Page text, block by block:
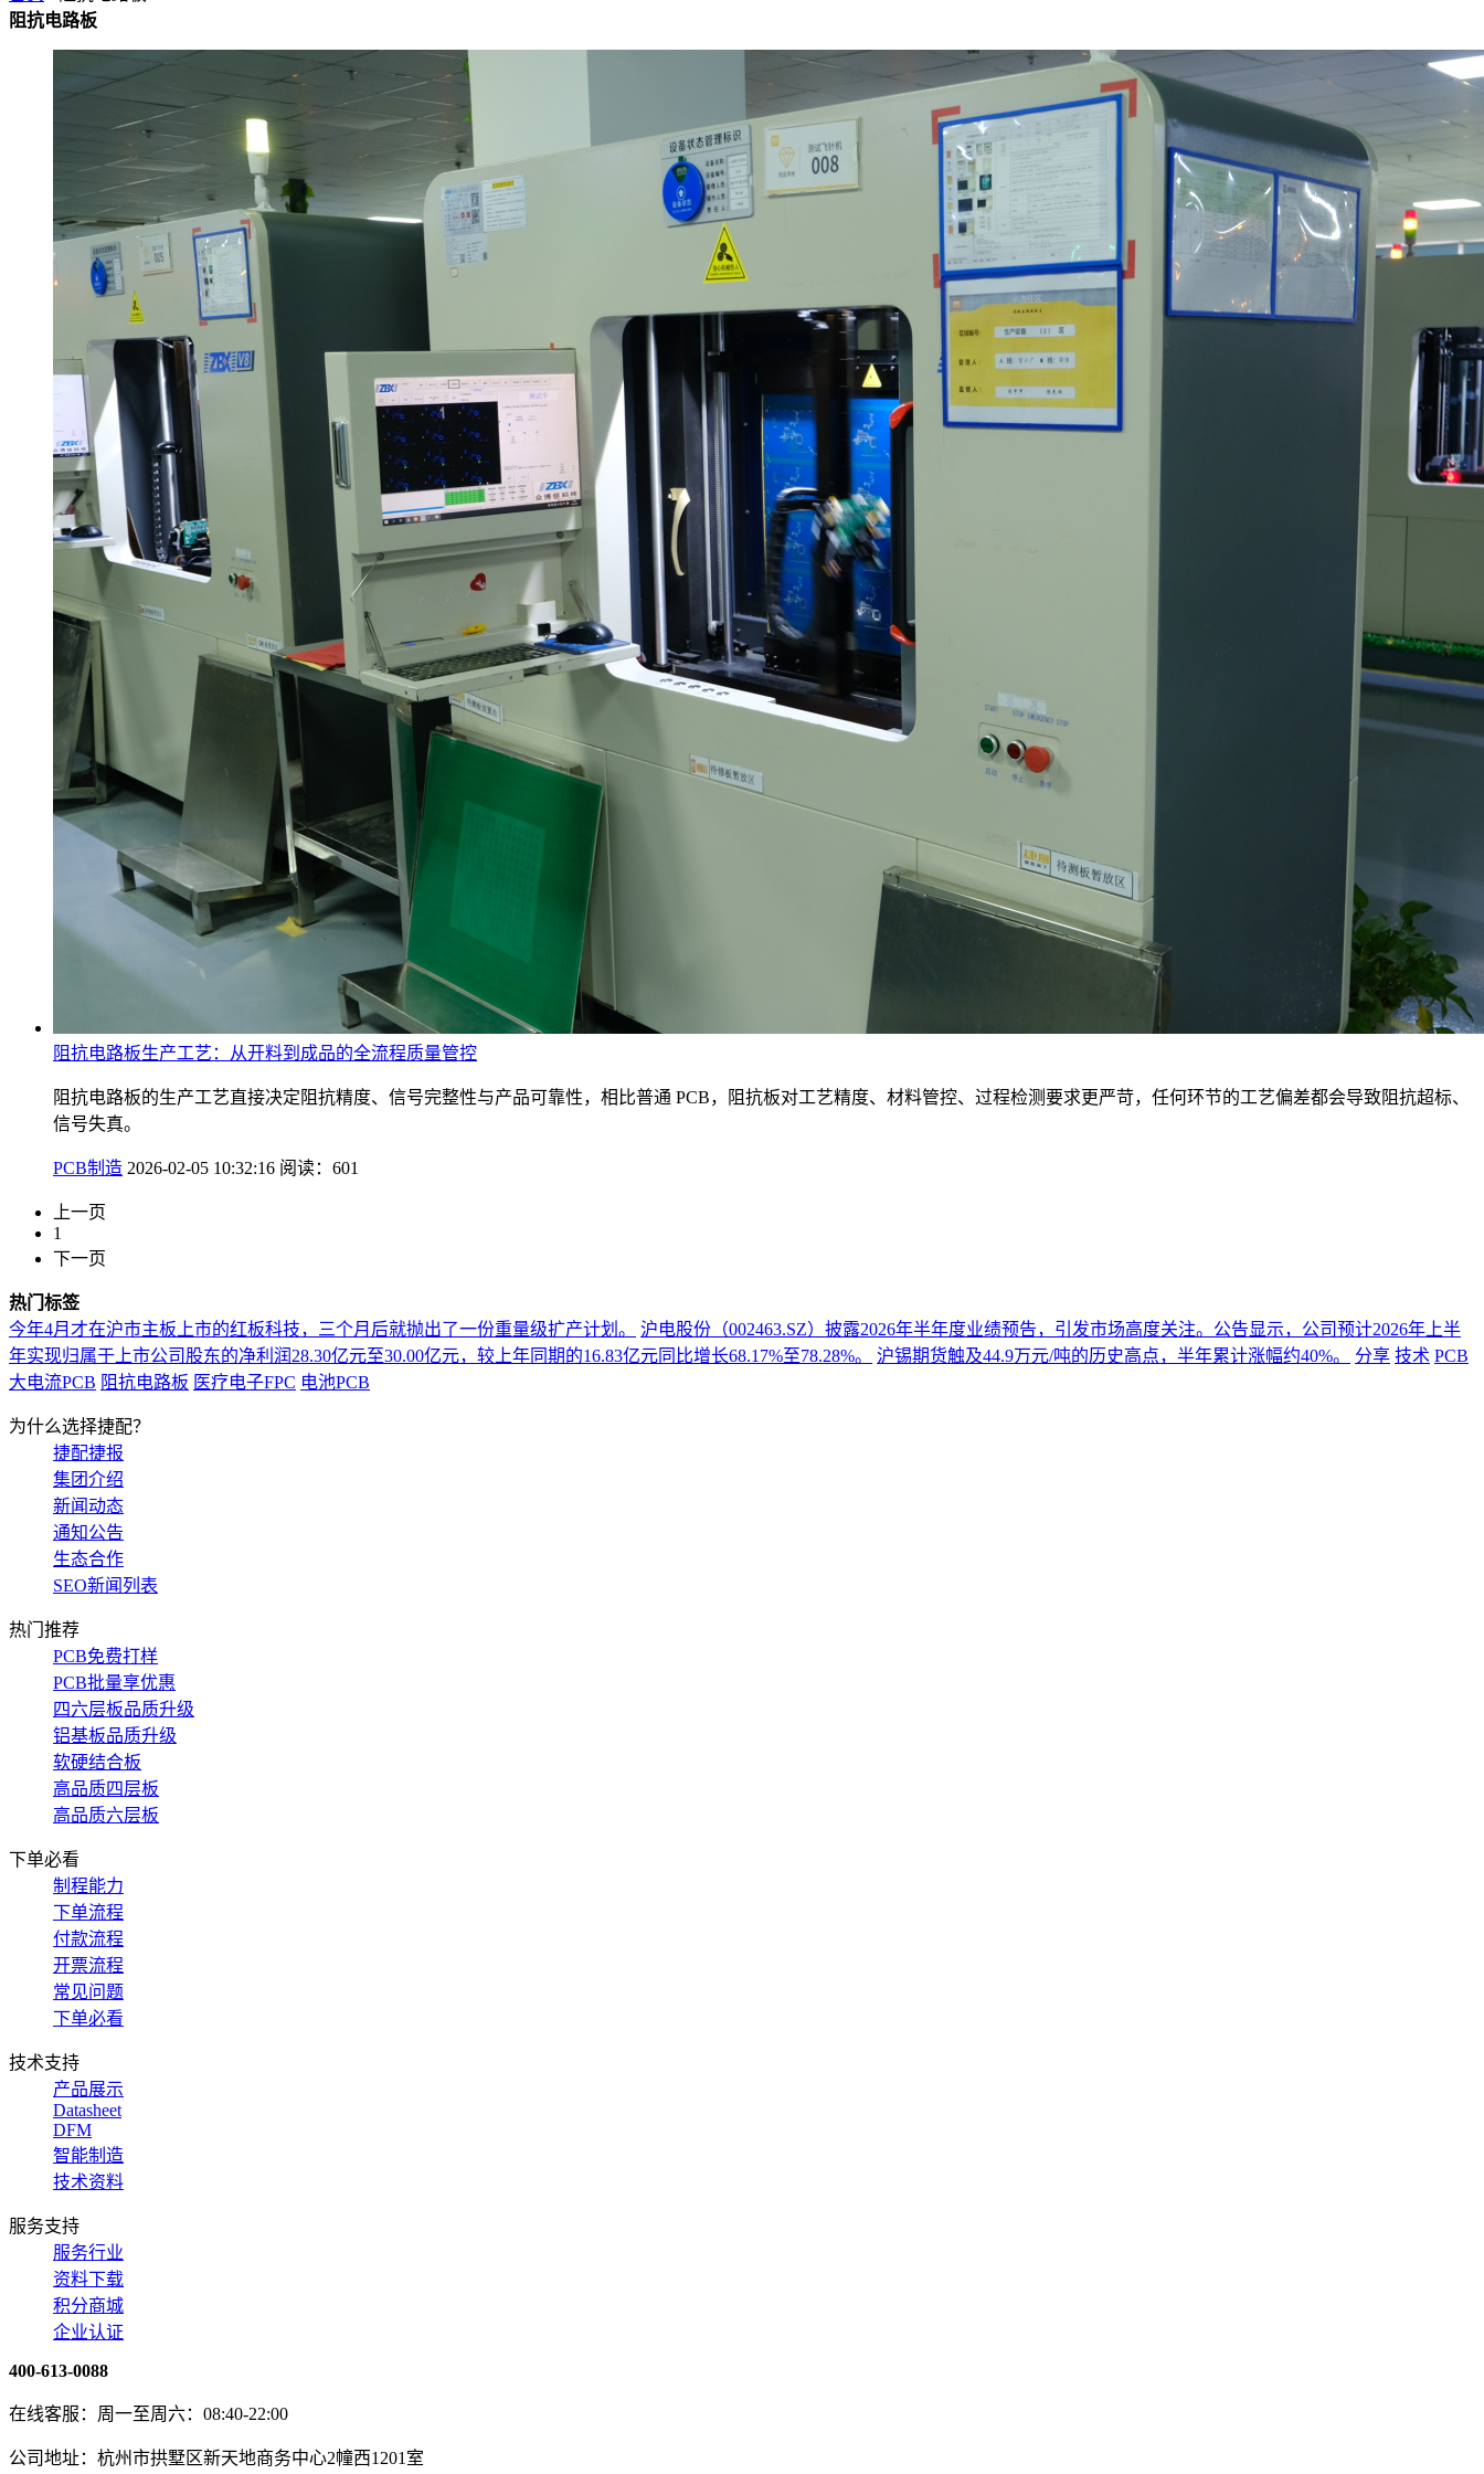
阻抗电路板
阻抗电路板生产工艺：从开料到成品的全流程质量管控
阻抗电路板的生产工艺直接决定阻抗精度、信号完整性与产品可靠性，相比普通 PCB，阻抗板对工艺精度、材料管控、过程检测要求更严苛，任何环节的工艺偏差都会导致阻抗超标、
信号失真。
PCB制造 2026-02-05 10:32:16 阅读：601
上一页
1
下一页
热门标签
今年4月才在沪市主板上市的红板科技，三个月后就抛出了一份重量级扩产计划。
沪电股份（002463.SZ）披露2026年半年度业绩预告，引发市场高度关注。公告显示，公司预计2026年上半
年实现归属于上市公司股东的净利润28.30亿元至30.00亿元，较上年同期的16.83亿元同比增长68.17%至78.28%。
沪锡期货触及44.9万元/吨的历史高点，半年累计涨幅约40%。 分享 技术 PCB
大电流PCB 阻抗电路板 医疗电子FPC 电池PCB
为什么选择捷配？
捷配捷报
集团介绍
新闻动态
通知公告
生态合作
SEO新闻列表
热门推荐
PCB免费打样
PCB批量享优惠
四六层板品质升级
铝基板品质升级
软硬结合板
高品质四层板
高品质六层板
下单必看
制程能力
下单流程
付款流程
开票流程
常见问题
下单必看
技术支持
产品展示
Datasheet
DFM
智能制造
技术资料
服务支持
服务行业
资料下载
积分商城
企业认证
400-613-0088
在线客服：周一至周六：08:40-22:00
公司地址：杭州市拱墅区新天地商务中心2幢西1201室